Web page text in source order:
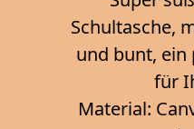
Schultasche,
und bunt, ein
für
Material: